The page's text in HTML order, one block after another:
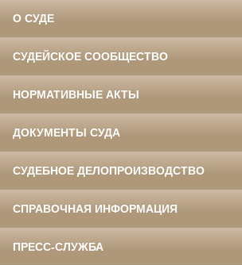
О СУДЕ
СУДЕЙСКОЕ СООБЩЕСТВО
НОРМАТИВНЫЕ АКТЫ
ДОКУМЕНТЫ СУДА
СУДЕБНОЕ ДЕЛОПРОИЗВОДСТВО
СПРАВОЧНАЯ ИНФОРМАЦИЯ
ПРЕСС-СЛУЖБА